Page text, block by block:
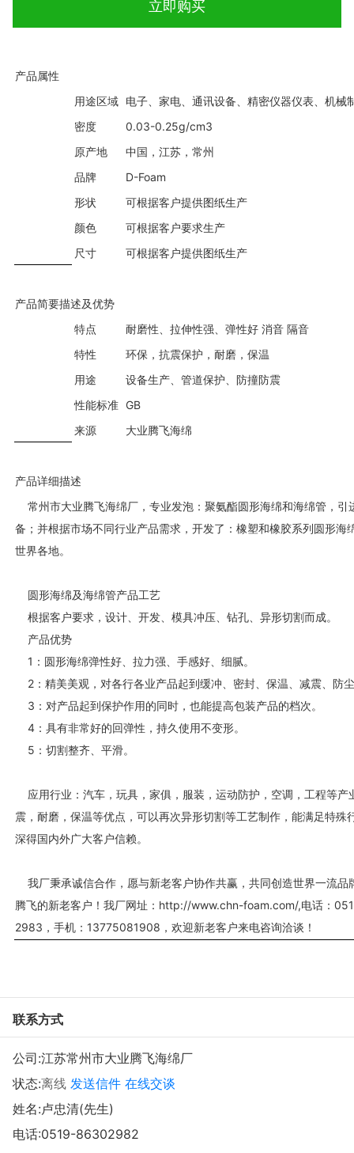
立即购买
产品属性
用途区域 电子、家电、通讯设备、精密仪器仪表、机械
密度
0.03-0.25g/cm3
原产地
中国，江苏，常州
品牌
D-Foam
形状
可根据客户提供图纸生产
颜色
可根据客户要求生产
尺寸
可根据客户提供图纸生产
产品简要描述及优势
特点
耐磨性、拉伸性强、弹性好 消音 隔音
特性
环保，抗震保护，耐磨，保温
用途
设备生产、管道保护、防撞防震
性能标准 GB
来源
大业腾飞海绵
产品详细描述
常州市大业腾飞海绵厂，专业发泡：聚氨酯圆形海绵和海绵管，引
备；并根据市场不同行业产品需求，开发了：橡塑和橡胶系列圆形海
世界各地。
圆形海绵及海绵管产品工艺
根据客户要求，设计、开发、模具冲压、钻孔、异形切割而成。
产品优势
1：圆形海绵弹性好、拉力强、手感好、细腻。
2：精美美观，对各行各业产品起到缓冲、密封、保温、减震、防
3：对产品起到保护作用的同时，也能提高包装产品的档次。
4：具有非常好的回弹性，持久使用不变形。
5：切割整齐、平滑。
应用行业：汽车，玩具，家俱，服装，运动防护，空调，工程等产
震，耐磨，保温等优点，可以再次异形切割等工艺制作，能满足特
深得国内外广大客户信赖。
我厂秉承诚信合作，愿与新老客户协作共赢，共同创造世界一流品
腾飞的新老客户！我厂网址：http://www.chn-foam.com/,电话：
2983，手机：13775081908，欢迎新老客户来电咨询洽谈！
联系方式
公司:江苏常州市大业腾飞海绵厂
状态:离线 发送信件 在线交谈
姓名:卢忠清(先生)
电话:0519-86302982